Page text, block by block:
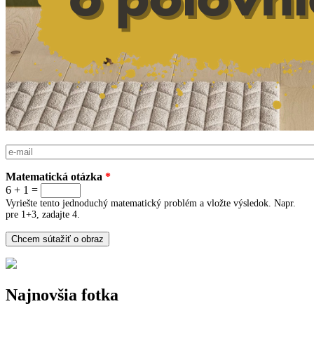
E-mail
Matematická otázka *
6 + 1 =
Vyriešte tento jednoduchý matematický problém a vložte výsledok. Napr.
pre 1+3, zadajte 4.
Najnovšia fotka